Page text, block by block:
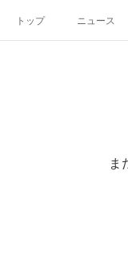
トップ ニュース
ま